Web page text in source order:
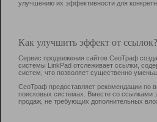
улучшению их эффективности для
Как улучшить эффект от ссылок?
Сервис продвижения сайтов СеоТраф
системы LinkPad отслеживает ссылки,
систем, что позволяет существенно
СеоТраф предоставляет рекомендации по
поисковых системах. Вместе со ссылками
продаж, не требующих дополнительных